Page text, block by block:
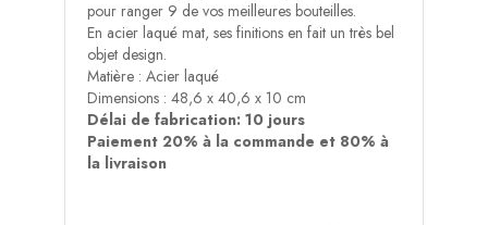
pour ranger 9 de vos meilleures bouteilles.
En acier laqué mat, ses finitions en fait un très bel
objet design.
Matière : Acier laqué
Dimensions : 48,6 x 40,6 x 10 cm
Délai de fabrication: 10 jours
Paiement 20% à la commande et 80% à
la livraison